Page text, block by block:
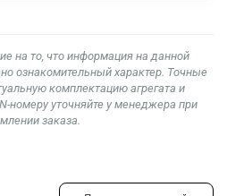
на то, что информация на данной
ознакомительный характер. Точные
комплектацию агрегата и
номеру уточняйте у менеджера при
заказа.